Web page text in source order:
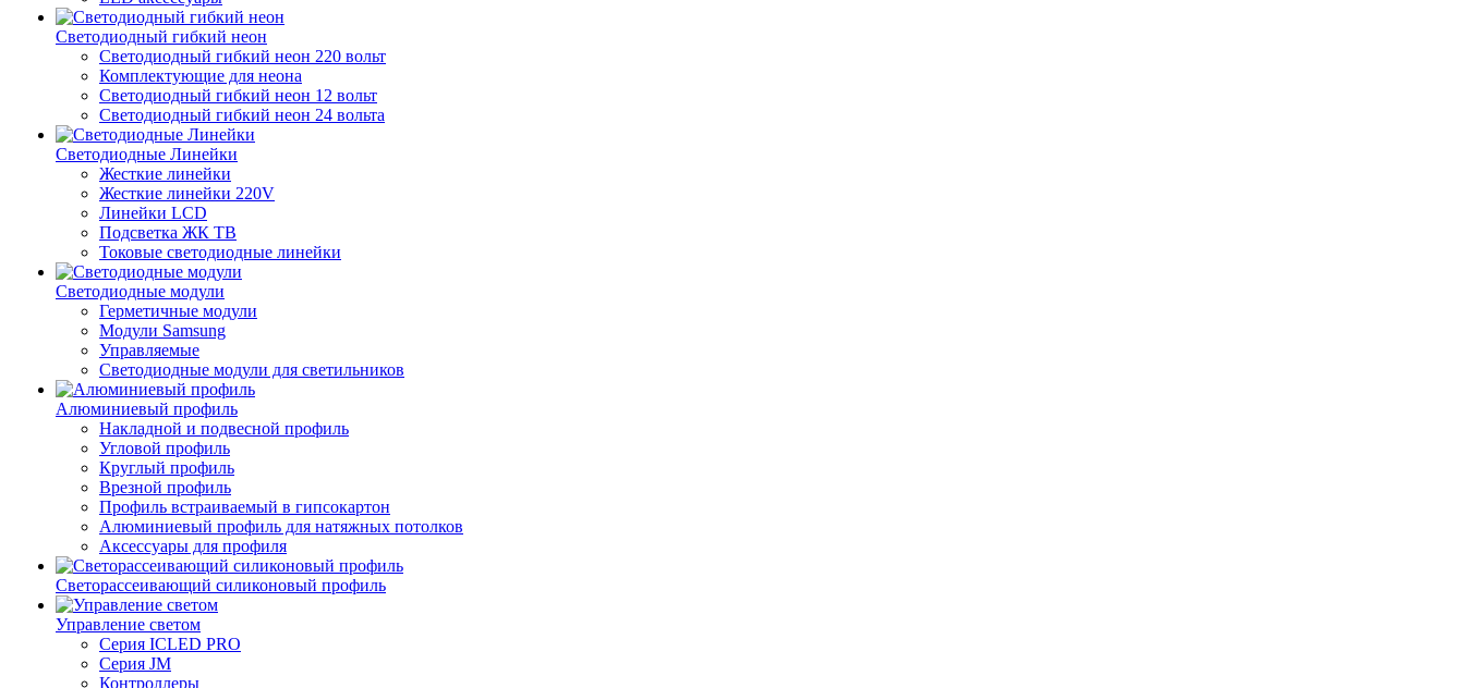
Светодиодный гибкий неон
Светодиодный гибкий неон 220 вольт
Комплектующие для неона
Светодиодный гибкий неон 12 вольт
Светодиодный гибкий неон 24 вольта
Светодиодные Линейки
Жесткие линейки
Жесткие линейки 220V
Линейки LCD
Подсветка ЖК ТВ
Токовые светодиодные линейки
Светодиодные модули
Герметичные модули
Модули Samsung
Управляемые
Светодиодные модули для светильников
Алюминиевый профиль
Накладной и подвесной профиль
Угловой профиль
Круглый профиль
Врезной профиль
Профиль встраиваемый в гипсокартон
Алюминиевый профиль для натяжных потолков
Аксессуары для профиля
Светорассеивающий силиконовый профиль
Управление светом
Серия ICLED PRO
Серия JM
Контроллеры